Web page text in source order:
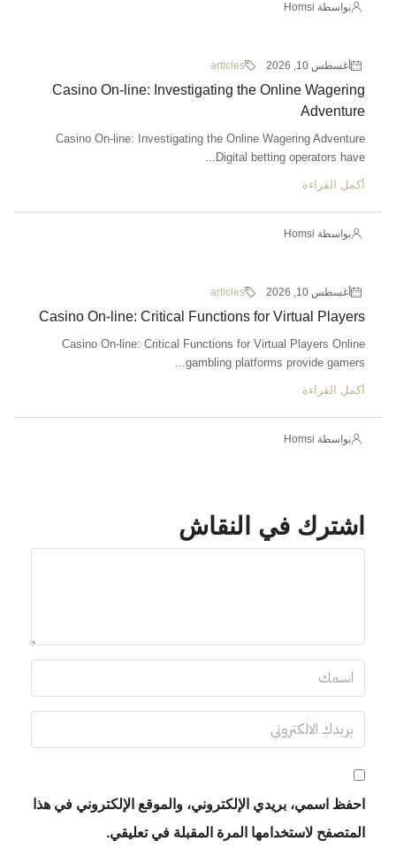
بواسطة Homsi
أغسطس 10, 2026 articles
Casino On-line: Investigating the Online Wagering
Adventure
Casino On-line: Investigating the Online Wagering Adventure
Digital betting operators have...
أكمل القراءة
بواسطة Homsi
أغسطس 10, 2026 articles
Casino On-line: Critical Functions for Virtual Players
Casino On-line: Critical Functions for Virtual Players Online
gambling platforms provide gamers...
أكمل القراءة
بواسطة Homsi
اشترك في النقاش
احفظ اسمي، بريدي الإلكتروني، والموقع الإلكتروني في هذا
المتصفح لاستخدامها المرة المقبلة في تعليقي.